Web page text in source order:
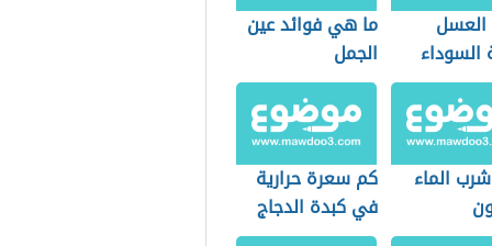
العسل
السوداء
ما هي فوائد عين
الجمل
الماء
كم سعرة حرارية
في كبدة الدجاج